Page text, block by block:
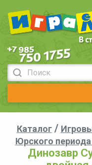
Каталог/
Юрского
Динозавр